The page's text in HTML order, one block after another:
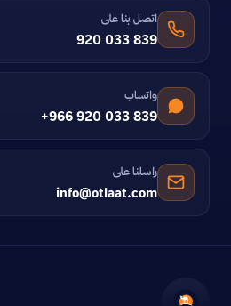
اتصل بنا على
920 033 839
واتساب
+966 920 033 839
راسلنا على
info@otlaat.com